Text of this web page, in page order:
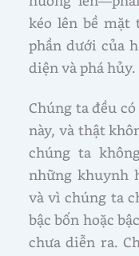
kéo lên bề mặt
phần dưới của
diện và phá hủy.
Chúng ta đều
này, và thật
chúng ta
những khuynh
và vì chúng ta
bậc bốn hoặc
chưa diễn ra.